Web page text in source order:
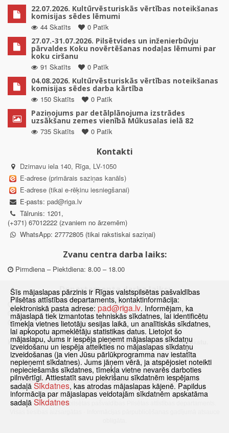
22.07.2026. Kultūrvēsturiskās vērtības noteikšanas
komisijas sēdes lēmumi
44 Skatīts
0 Patīk
27.07.-31.07.2026. Pilsētvides un inženierbūvju
pārvaldes Koku novērtēšanas nodaļas lēmumi par
koku ciršanu
91 Skatīts
0 Patīk
04.08.2026. Kultūrvēsturiskās vērtības noteikšanas
komisijas sēdes darba kārtība
150 Skatīts
0 Patīk
Paziņojums par detālplānojuma izstrādes
uzsākšanu zemes vienībā Mūkusalas ielā 82
735 Skatīts
0 Patīk
Kontakti
Dzirnavu iela 140, Rīga, LV-1050
E-adrese (primārais saziņas kanāls)
E-adrese (tikai e-rēķinu iesniegšanai)
E-pasts: pad@riga.lv
Tālrunis: 1201,
(+371) 67012222 (zvaniem no ārzemēm)
WhatsApp: 27772805 (tikai rakstiskai saziņai)
Zvanu centra darba laiks:
Pirmdiena – Piektdiena: 8.00 – 18.00
Departamenta darba laiks:
Pirmdiena, Ceturtdiena: 8.30 – 18.00
Otrdiena, Trešdiena: 8.30 – 17.00
Piektdiena: 8.30 – 15.00
Klātienes konsultācijas pieejamas tikai ar iepriekšēju pierakstu.
Sākums Jaunumi Biežāk uzdotie jautājumi
Lapas karte
Sīkdatnes
Kontakti
© 2021 Rīgas valstspilsētas pašvaldības Pilsētas attīstības departaments.
Šīs mājaslapas pārzinis ir Rīgas valstspilsētas pašvaldības
Pilsētas attīstības departaments, kontaktinformācija:
elektroniskā pasta adrese: pad@riga.lv. Informējam, ka
mājaslapā tiek izmantotas tehniskās sīkdatnes, lai identificētu
tīmekļa vietnes lietotāju sesijas laikā, un analītiskās sīkdatnes,
lai apkopotu apmeklētāju statistikas datus. Lietojot šo
mājaslapu, Jums ir iespēja pieņemt mājaslapas sīkdatņu
izveidošanu un iespēja atteikties no mājaslapas sīkdatņu
izveidošanas (ja vien Jūsu pārlūkprogramma nav iestatīta
nepieņemt sīkdatnes). Jums jāņem vērā, ja atspējosiet noteikti
nepieciešamās sīkdatnes, tīmekļa vietne nevarēs darboties
pilnvērtīgi. Attiestatīt savu piekrišanu sīkdatnēm iespējams
sadaļā Sīkdatnes, kas atrodas mājaslapas kājenē. Papildus
informācija par mājaslapas veidotajām sīkdatnēm apskatāma
sadaļā Sīkdatnes